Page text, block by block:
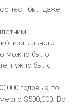
тест был даже
можно было
нужно было
годовых, то
$500,000. Во